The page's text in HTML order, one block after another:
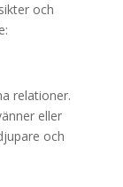
och
relationer.
eller
och